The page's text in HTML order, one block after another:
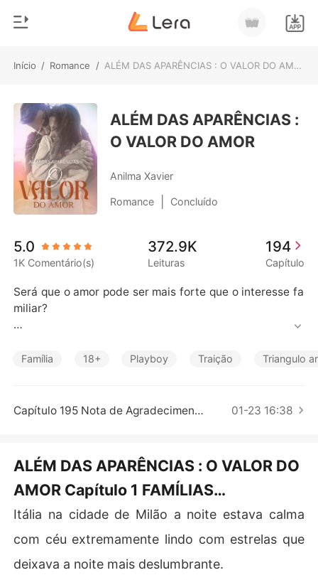
Início / Romance / ALÉM DAS APARÊNCIAS : O VALOR DO AMOR
0
Loja
Histórico
Sair
Baixar App
Gênero
Moderno
Lobisomem
Contos
Bilionários
ALÉM DAS APARÊNCIAS :
O VALOR DO AMOR
Anilma Xavier
Romance Concluído
5.0
1K Comentário(s)
372.9K
Leituras
194
Capítulo
Será que o amor pode ser mais forte que o interesse fa
miliar?
acaba conhecendo Anne Drummond uma mulher indep
ada da ex noiva de Marcos. Que é tão rica e nobre com
re a vingança e um novo amor.
Será que o amor vai além das aparência até onde essa
Família 18+ Playboy Traição Triangulo
Capítulo 195 Nota de Agradecimento 01-23 16:38
ALÉM DAS APARÊNCIAS : O VALOR DO
AMOR Capítulo 1 FAMÍLIAS
PODEROSAS E NOBRES DA ITÁLIA
Itália na cidade de Milão a noite estava calma
com céu extremamente lindo com estrelas que
deixava a noite mais deslumbrante.